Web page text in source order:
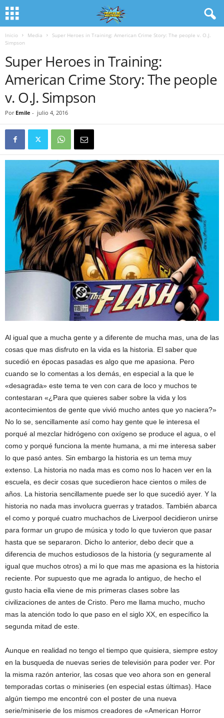
Inicio Media
Super Heroes in Training: American Crime Story: The people v. O.J.
Simpson
Super Heroes in Training:
American Crime Story: The people
v. O.J. Simpson
Por Emile - julio 4, 2016
Al igual que a mucha gente y a diferente de mucha mas, una de las
cosas que mas disfruto en la vida es la historia. El saber que
sucedió en épocas pasadas es algo que me apasiona. Pero
cuando se lo comentas a los demás, en especial a la que le
«desagrada» este tema te ven con cara de loco y muchos te
contestaran «¿Para que quieres saber sobre la vida y los
acontecimientos de gente que vivió mucho antes que yo naciera?»
No lo se, sencillamente así como hay gente que le interesa el
porqué al mezclar hidrógeno con oxígeno se produce el agua, o el
como y porqué funciona la mente humana, a mi me interesa saber
lo que pasó antes. Sin embargo la historia es un tema muy
extenso. La historia no nada mas es como nos lo hacen ver en la
escuela, es decir cosas que sucedieron hace cientos o miles de
años. La historia sencillamente puede ser lo que sucedió ayer. Y la
historia no nada mas involucra guerras y tratados. También abarca
el como y porqué cuatro muchachos de Liverpool decidieron unirse
para formar un grupo de música y todo lo que tuvieron que pasar
hasta que se separaron. Dicho lo anterior, debo decir que a
diferencia de muchos estudiosos de la historia (y seguramente al
igual que muchos otros) a mi lo que mas me apasiona es la historia
reciente. Por supuesto que me agrada lo antiguo, de hecho el
gusto hacia ella viene de mis primeras clases sobre las
civilizaciones de antes de Cristo. Pero me llama mucho, mucho
mas la atención todo lo que paso en el siglo XX, en específico la
segunda mitad de este.
Aunque en realidad no tengo el tiempo que quisiera, siempre estoy
en la busqueda de nuevas series de televisión para poder ver. Por
la misma razón anterior, las cosas que veo ahora son en general
temporadas cortas o miniseries (en especial estas últimas). Hace
algún tiempo me encontré con el poster de una nueva
serie/miniserie de los mismos creadores de «American Horror